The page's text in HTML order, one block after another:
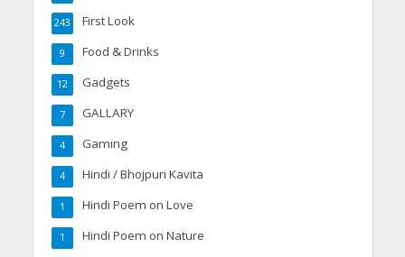
First Look
243
Food & Drinks
9
Gadgets
12
GALLARY
7
Gaming
4
Hindi / Bhojpuri Kavita
4
Hindi Poem on Love
1
Hindi Poem on Nature
1